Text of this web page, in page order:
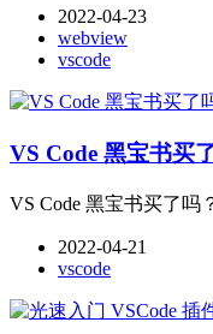
2022-04-23
webview
vscode
VS Code 黑宝书买
VS Code 黑宝书买了吗
2022-04-21
vscode